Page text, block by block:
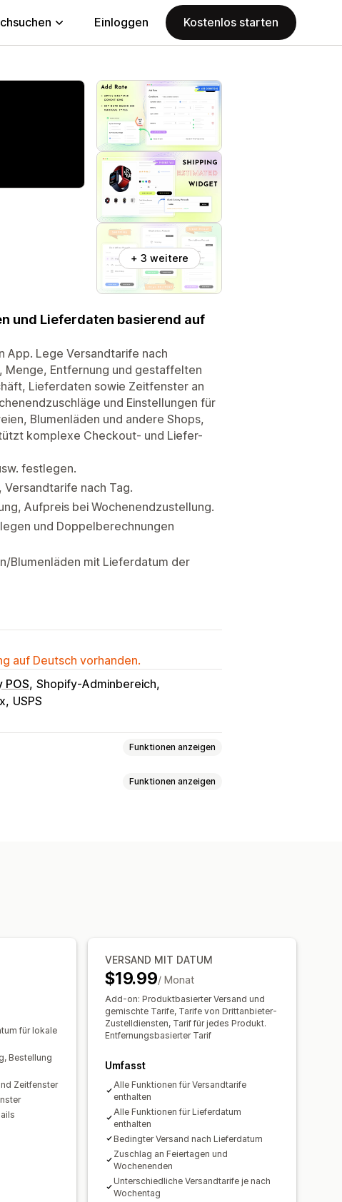
Einloggen Kostenlos starten
+ 3 weitere
und Lieferdaten basierend auf
App. Lege Versandtarife nach
Menge, Entfernung und gestaffelten
Lieferdaten sowie Zeitfenster an
und Einstellungen für
Blumenläden und andere Shops,
komplexe Checkout- und Liefer-
festlegen.
nach Tag.
Aufpreis bei Wochenendzustellung.
und Doppelberechnungen
Blumenläden mit Lieferdatum der
auf Deutsch vorhanden.
POS Shopify-Adminbereich
USPS
Funktionen anzeigen
Funktionen anzeigen
Planung
für lokale
Bestellung
Zeitfenster
VERSAND MIT DATUM
$19.99/ Monat
Add-on: Produktbasierter Versand und
gemischte Tarife, Tarife von Drittanbieter-
Zustelldiensten, Tarif für jedes Produkt.
Entfernungsbasierter Tarif
Umfasst
Alle Funktionen für Versandtarife
enthalten
Alle Funktionen für Lieferdatum
enthalten
Bedingter Versand nach Lieferdatum
Zuschlag an Feiertagen und
Wochenenden
Unterschiedliche Versandtarife je nach
Wochentag